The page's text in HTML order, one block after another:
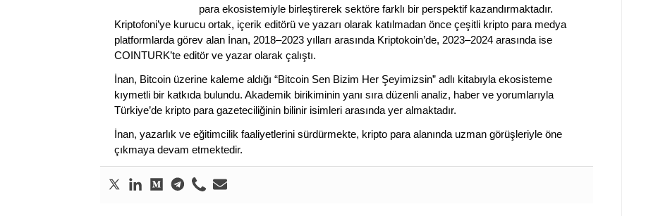
para ekosistemiyle birleştirerek sektöre farklı bir perspektif kazandırmaktadır.
Kriptofoni’ye kurucu ortak, içerik editörü ve yazarı olarak katılmadan önce çeşitli kripto para medya
platformlarda görev alan İnan, 2018–2023 yılları arasında Kriptokoin’de, 2023–2024 arasında ise
COINTURK’te editör ve yazar olarak çalıştı.
İnan, Bitcoin üzerine kaleme aldığı “Bitcoin Sen Bizim Her Şeyimizsin” adlı kitabıyla ekosisteme
kıymetli bir katkıda bulundu. Akademik birikiminin yanı sıra düzenli analiz, haber ve yorumlarıyla
Türkiye’de kripto para gazeteciliğinin bilinir isimleri arasında yer almaktadır.
İnan, yazarlık ve eğitimcilik faaliyetlerini sürdürmekte, kripto para alanında uzman görüşleriyle öne
çıkmaya devam etmektedir.